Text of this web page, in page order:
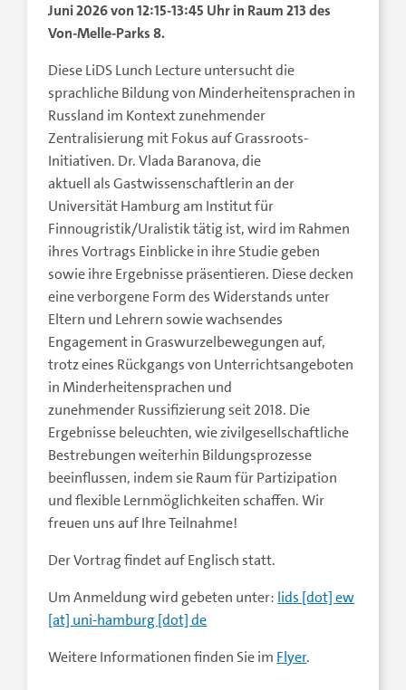
Juni 2026 von 12:15-13:45 Uhr in Raum 213 des
Von-Melle-Parks 8.
Diese LiDS Lunch Lecture untersucht die
sprachliche Bildung von Minderheitensprachen in
Russland im Kontext zunehmender
Zentralisierung mit Fokus auf Grassroots-
Initiativen. Dr. Vlada Baranova, die
aktuell als Gastwissenschaftlerin an der
Universität Hamburg am Institut für
Finnougristik/Uralistik tätig ist, wird im Rahmen
ihres Vortrags Einblicke in ihre Studie geben
sowie ihre Ergebnisse präsentieren. Diese decken
eine verborgene Form des Widerstands unter
Eltern und Lehrern sowie wachsendes
Engagement in Graswurzelbewegungen auf,
trotz eines Rückgangs von Unterrichtsangeboten
in Minderheitensprachen und
zunehmender Russifizierung seit 2018. Die
Ergebnisse beleuchten, wie zivilgesellschaftliche
Bestrebungen weiterhin Bildungsprozesse
beeinflussen, indem sie Raum für Partizipation
und flexible Lernmöglichkeiten schaffen. Wir
freuen uns auf Ihre Teilnahme!
Der Vortrag findet auf Englisch statt.
Um Anmeldung wird gebeten unter: lids [dot] ew
[at] uni-hamburg [dot] de
Weitere Informationen finden Sie im Flyer.